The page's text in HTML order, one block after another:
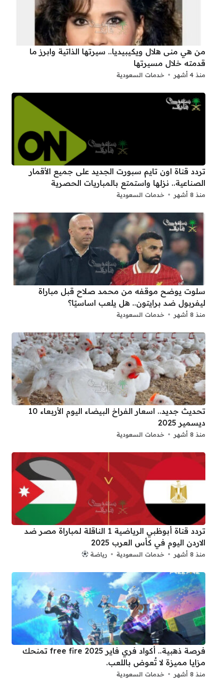
من هي منى هلال ويكيبيديا.. سيرتها الذاتية وابرز ما
قدمته خلال مسيرتها
منذ 4 أشهر خدمات السعودية
تردد قناة اون تايم سبورت الجديد على جميع الأقمار
الصناعية.. نزلها واستمتع بالمباريات الحصرية
منذ 8 أشهر خدمات السعودية
سلوت يوضح موقفه من محمد صلاح قبل مباراة
ليفربول ضد برايتون.. هل يلعب اساسيًا؟
منذ 8 أشهر خدمات السعودية
تحديث جديد.. اسعار الفراخ البيضاء اليوم الأربعاء 10
ديسمير 2025
منذ 8 أشهر خدمات السعودية
تردد قناة أبوظبي الرياضية 1 الناقلة لمباراة مصر ضد
الاردن اليوم في كأس العرب 2025
منذ 8 أشهر خدمات السعودية رياضة
فرصة ذهبية.. أكواد فري فاير 2025 free fire تمنحك
مزايا مميزة لا تُعوض باللعب.
منذ 8 أشهر خدمات السعودية